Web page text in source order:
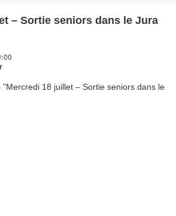
– Sortie seniors dans le Jura